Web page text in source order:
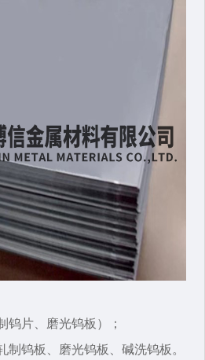
钨片、磨光钨板）；
制钨板、磨光钨板、碱洗钨板。